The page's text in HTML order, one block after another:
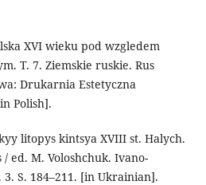
XVI wieku pod wzgledem
T. 7. Ziemskie ruskie. Rus
Drukarnia Estetyczna
Polish].
litopys kintsya XVIII st. Halych.
еd. M. Voloshchuk. Ivano-
S. 184–211. [in Ukrainian].